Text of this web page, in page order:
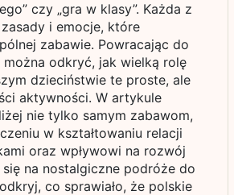
czy „gra w klasy”. Każda z
zasady i emocje, które
zabawie. Powracając do
odkryć, jak wielką rolę
dzieciństwie te proste, ale
aktywności. W artykule
nie tylko samym zabawom,
w kształtowaniu relacji
oraz wpływowi na rozwój
na nostalgiczne podróże do
co sprawiało, że polskie